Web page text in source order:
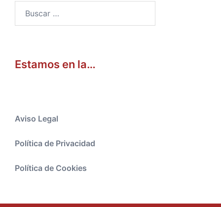
Estamos en la…
Aviso Legal
Política de Privacidad
Política de Cookies